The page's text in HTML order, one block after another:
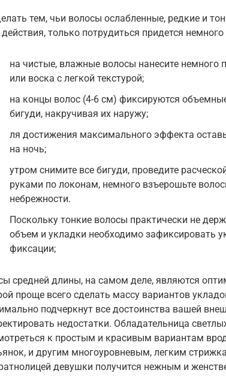
тем, чьи волосы ослабленные, редкие и
только потрудиться придется
на чистые, влажные волосы нанесите немного
или воска с легкой текстурой;
на концы волос (4-6 см) фиксируются
бигуди, накручивая их наружу;
ля достижения максимального эффекта
на ночь;
утром снимите все бигуди, проведите
руками по локонам, немного взъерошьте
небрежности.
Поскольку тонкие волосы практически не
объем и укладки необходимо зафиксировать
фиксации;
средней длины, на самом деле, являются
проще всего сделать массу вариантов
подчеркнут все достоинства вашей
недостатки. Обладательница
к простым и красивым вариантам
и другим многоуровневым, легким
девушки получится нежным и